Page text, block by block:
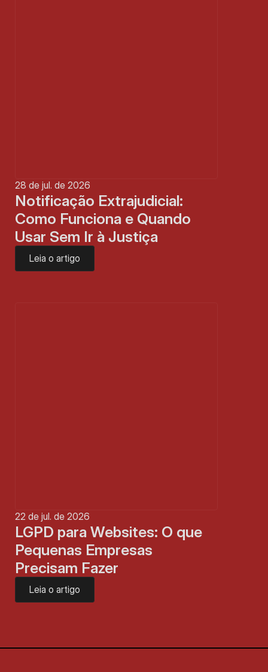
28 de jul. de 2026
Notificação Extrajudicial:
Como Funciona e Quando
Usar Sem Ir à Justiça
Leia o artigo
22 de jul. de 2026
LGPD para Websites: O que
Pequenas Empresas
Precisam Fazer
Leia o artigo